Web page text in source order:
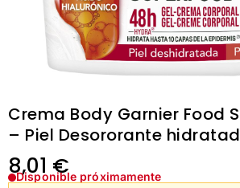
Crema Body Garnier Food
– Piel Desororante
8,01 €
Disponible próximamente